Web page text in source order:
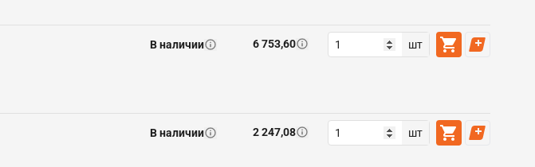
В наличии 6 753,60 шт
В наличии 2 247,08 шт